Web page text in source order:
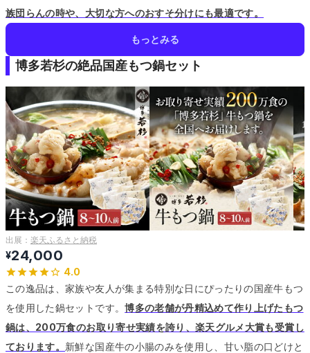
族団らんの時や、大切な方へのおすそ分けにも最適です。
もっとみる
博多若杉の絶品国産もつ鍋セット
出展： 楽天ふるさと納税
¥24,000
4.0
この逸品は、家族や友人が集まる特別な日にぴったりの国産牛もつ
を使用した鍋セットです。博多の老舗が丹精込めて作り上げたもつ
鍋は、200万食のお取り寄せ実績を誇り、楽天グルメ大賞も受賞し
ております。 新鮮な国産牛の小腸のみを使用し、甘い脂の口どけと